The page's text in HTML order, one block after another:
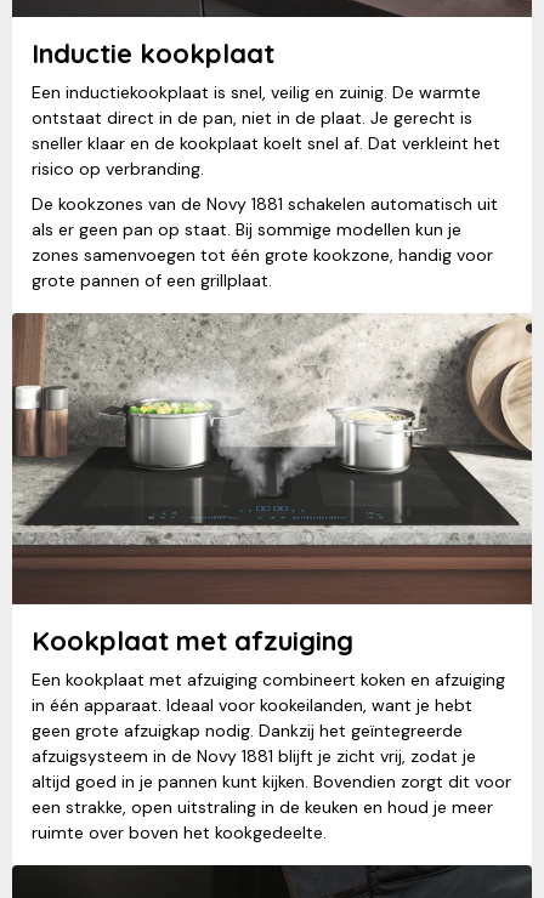
Inductie kookplaat
Een inductiekookplaat is snel, veilig en zuinig. De warmte
ontstaat direct in de pan, niet in de plaat. Je gerecht is
sneller klaar en de kookplaat koelt snel af. Dat verkleint het
risico op verbranding.
De kookzones van de Novy 1881 schakelen automatisch uit
als er geen pan op staat. Bij sommige modellen kun je
zones samenvoegen tot één grote kookzone, handig voor
grote pannen of een grillplaat.
Kookplaat met afzuiging
Een kookplaat met afzuiging combineert koken en afzuiging
in één apparaat. Ideaal voor kookeilanden, want je hebt
geen grote afzuigkap nodig. Dankzij het geïntegreerde
afzuigsysteem in de Novy 1881 blijft je zicht vrij, zodat je
altijd goed in je pannen kunt kijken. Bovendien zorgt dit voor
een strakke, open uitstraling in de keuken en houd je meer
ruimte over boven het kookgedeelte.